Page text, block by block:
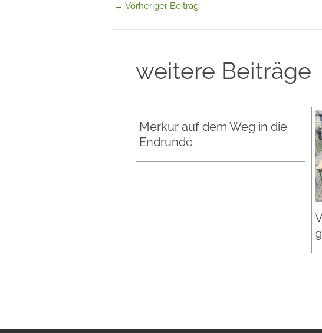
← Vorheriger Beitrag
weitere Beiträge
Merkur auf dem Weg in die
Endrunde